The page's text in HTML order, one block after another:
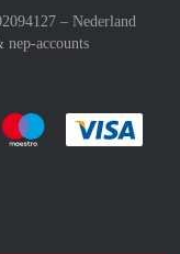
– Nederland
nep-accounts
af met Paypal
rekent gemakkelijk af met
Je rekent